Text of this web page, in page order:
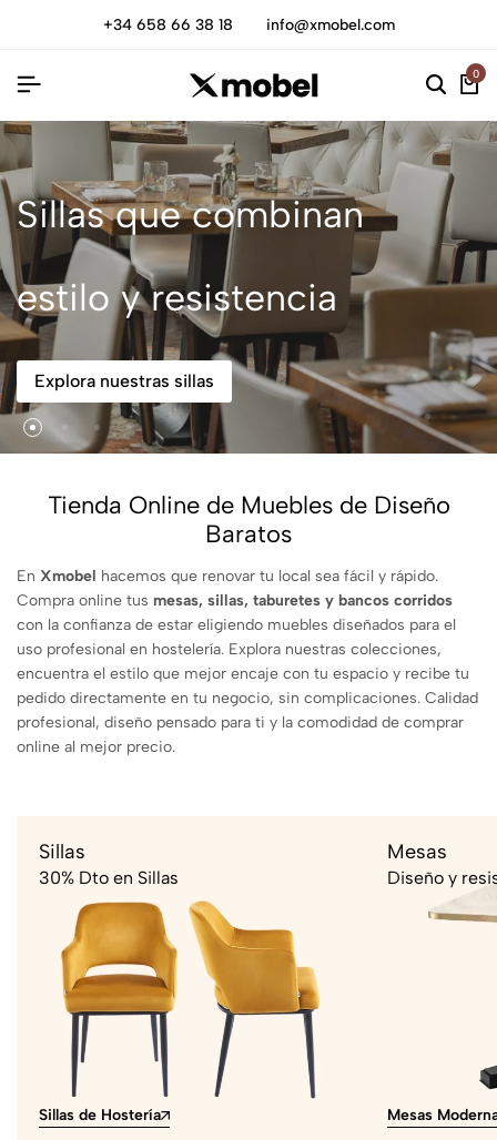
+34 658 66 38 18 info@xmobel.com
0
Sillas que combinan
estilo y resistencia
Explora nuestras sillas
Tienda Online de Muebles de Diseño
Baratos
En Xmobel hacemos que renovar tu local sea fácil y rápido.
Compra online tus mesas, sillas, taburetes y bancos corridos
con la confianza de estar eligiendo muebles diseñados para el
uso profesional en hostelería. Explora nuestras colecciones,
encuentra el estilo que mejor encaje con tu espacio y recibe tu
pedido directamente en tu negocio, sin complicaciones. Calidad
profesional, diseño pensado para ti y la comodidad de comprar
online al mejor precio.
Sillas
30% Dto en Sillas
Sillas de Hostería
Mesas
Diseño y
Mesas